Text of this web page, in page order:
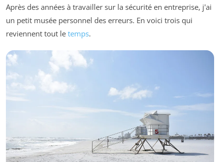
Après des années à travailler sur la sécurité en entreprise, j'ai
un petit musée personnel des erreurs. En voici trois qui
reviennent tout le temps.